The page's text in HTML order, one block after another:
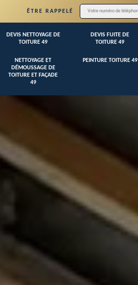
ÊTRE RAPPELÉ
DEVIS NETTOYAGE DE
TOITURE 49
DEVIS FUITE DE
TOITURE 49
NETTOYAGE ET
DÉMOUSSAGE DE
TOITURE ET FAÇADE
49
PEINTURE TOITURE 49